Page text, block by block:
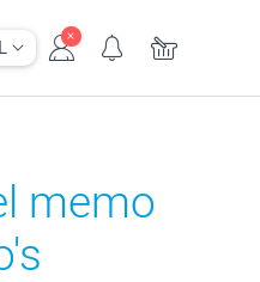
memo